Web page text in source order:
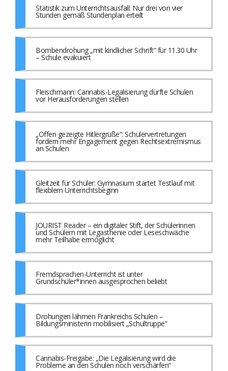
Statistik zum Unterrichtsausfall: Nur drei von vier
Stunden gemäß Stundenplan erteilt
Bombendrohung „mit kindlicher Schrift“ für 11.30 Uhr
– Schule evakuiert
Fleischmann: Cannabis-Legalisierung dürfte Schulen
vor Herausforderungen stellen
„Offen gezeigte Hitlergrüße“: Schülervertretungen
fordern mehr Engagement gegen Rechtsextremismus
an Schulen
Gleitzeit für Schüler: Gymnasium startet Testlauf mit
flexiblem Unterrichtsbeginn
JOURIST Reader – ein digitaler Stift, der Schülerinnen
und Schülern mit Legasthenie oder Leseschwäche
mehr Teilhabe ermöglicht
Fremdsprachen-Unterricht ist unter
Grundschüler*innen ausgesprochen beliebt
Drohungen lähmen Frankreichs Schulen –
Bildungsministerin mobilisiert „Schultruppe“
Cannabis-Freigabe: „Die Legalisierung wird die
Probleme an den Schulen noch verschärfen“